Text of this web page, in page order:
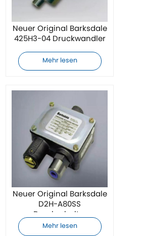
Neuer Original Barksdale
425H3-04 Druckwandler
Mehr lesen
Neuer Original Barksdale
D2H-A80SS
Druckschalter
Mehr lesen